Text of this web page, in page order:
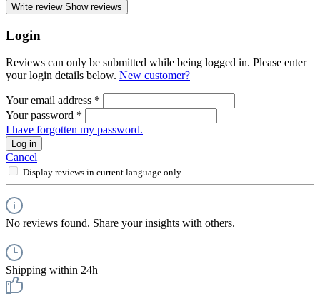
Write review Show reviews
Login
Reviews can only be submitted while being logged in. Please enter
your login details below. New customer?
Your email address *
Your password *
I have forgotten my password.
Log in
Cancel
Display reviews in current language only.
No reviews found. Share your insights with others.
Shipping within 24h